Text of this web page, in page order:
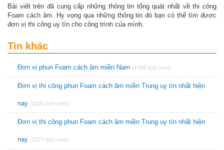
Bài viết trên đã cung cấp những thông tin tổng quát nhất về thi công
Foam cách âm. Hy vọng qua những thông tin đó bạn có thể tìm được
đơn vị thi công uy tín cho công trình của mình.
Tin khác
Đơn vị phun Foam cách âm miền Nam (1394 lượt xem)
Đơn vị thi công phun Foam cách âm miền Trung uy tín nhất hiện
nay (1225 lượt xem)
Đơn vị thi công phun Foam cách âm miền Trung uy tín nhất hiện
nay (1277 lượt xem)